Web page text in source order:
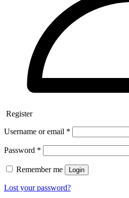
Register
Username or email *
Password *
Remember me Login
Lost your password?